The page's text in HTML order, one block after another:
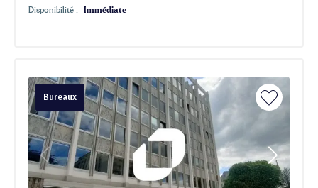
Disponibilité : Immédiate
Bureaux